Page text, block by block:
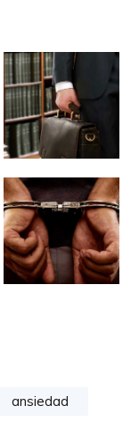
ansiedad